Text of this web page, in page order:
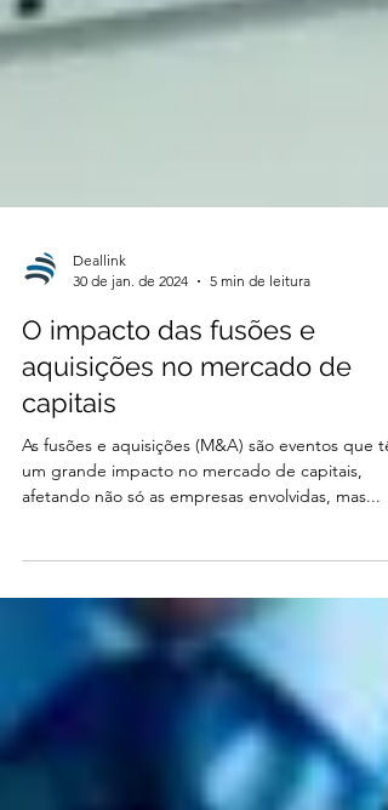
Deallink
30 de jan. de 2024
O impacto das fusões e
aquisições no mercado de
um grande impacto no mercado de capitais,
afetando não só as empresas envolvidas, mas...